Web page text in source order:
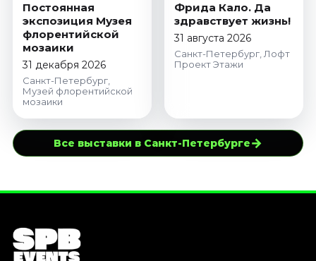
Постоянная
экспозиция Музея
флорентийской
мозаики
31 декабря 2026
Санкт-Петербург,
Музей флорентийской
мозаики
Фрида Кало. Да
здравствует жизнь!
31 августа 2026
Санкт-Петербург, Лофт
Проект Этажи
Все выставки в Санкт-Петербурге→